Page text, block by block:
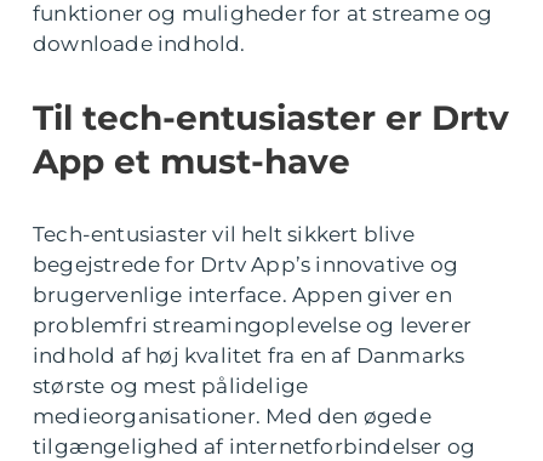
funktioner og muligheder for at streame og
downloade indhold.
Til tech-entusiaster er Drtv
App et must-have
Tech-entusiaster vil helt sikkert blive
begejstrede for Drtv App’s innovative og
brugervenlige interface. Appen giver en
problemfri streamingoplevelse og leverer
indhold af høj kvalitet fra en af Danmarks
største og mest pålidelige
medieorganisationer. Med den øgede
tilgængelighed af internetforbindelser og